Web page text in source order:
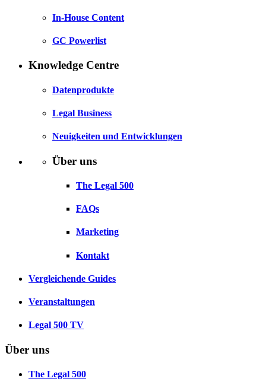
In-House Content
GC Powerlist
Knowledge Centre
Datenprodukte
Legal Business
Neuigkeiten und Entwicklungen
Über uns
The Legal 500
FAQs
Marketing
Kontakt
Vergleichende Guides
Veranstaltungen
Legal 500 TV
Über uns
The Legal 500